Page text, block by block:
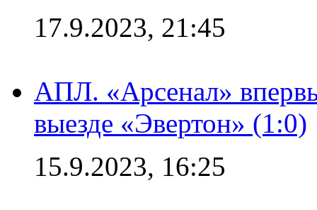
17.9.2023, 21:45
АПЛ. «Арсенал»
выезде «Эвертон» (1:0)
15.9.2023, 16:25